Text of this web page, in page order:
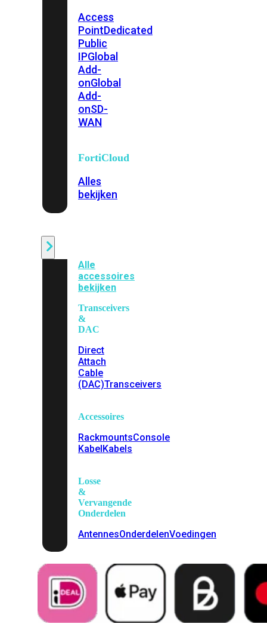
Access
PointDedicated
Public
IPGlobal
Add-
onGlobal
Add-
onSD-
WAN
FortiCloud
Alles
bekijken
Alle
accessoires
bekijken
Transceivers
&
DAC
Direct
Attach
Cable
(DAC)Transceivers
Accessoires
RackmountsConsole
KabelKabels
Losse
&
Vervangende
Onderdelen
AntennesOnderdelenVoedingen